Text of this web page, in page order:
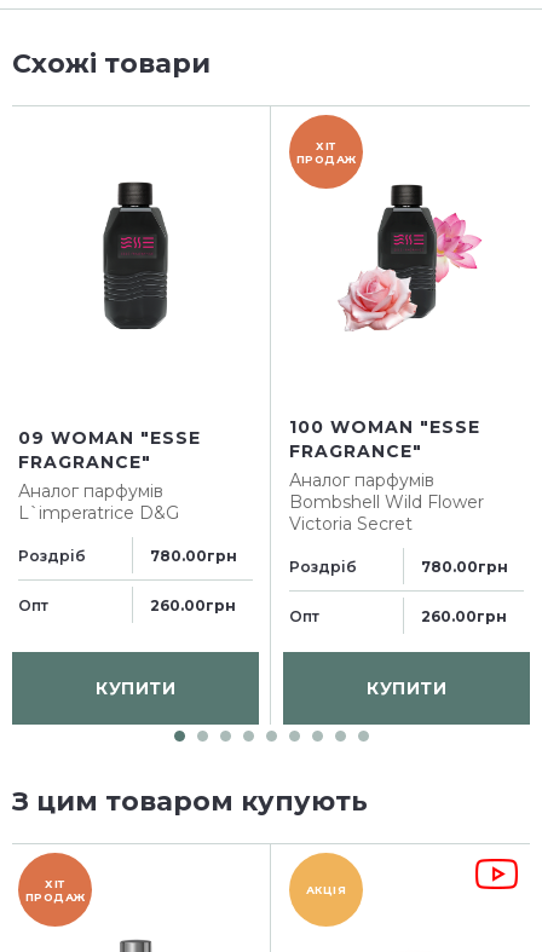
Схожі товари
09 WOMAN "ESSE
FRAGRANCE"
Аналог парфумів
L`imperatrice D&G
Роздріб 780.00грн
Опт 260.00грн
КУПИТИ
ХІТ
ПРОДАЖ
100 WOMAN "ESSE
FRAGRANCE"
Аналог парфумів
Bombshell Wild Flower
Victoria Secret
Роздріб 780.00грн
Опт 260.00грн
КУПИТИ
З цим товаром купують
ХІТ
ПРОДАЖ
АКЦІЯ